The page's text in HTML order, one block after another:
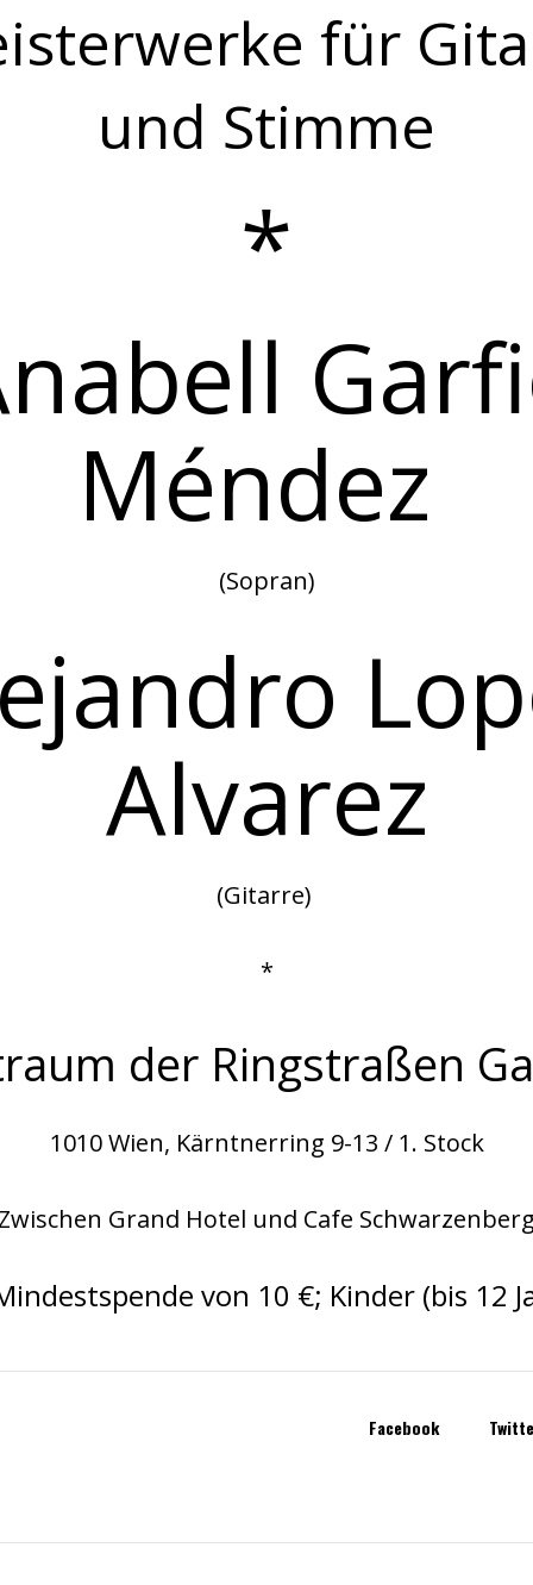
für
und Stimme
*
Méndez
(Sopran)
Alvarez
(Gitarre)
*
der Ringstraßen
1010 Wien, Kärntnerring 9-13 / 1. Stock
Grand Hotel und Cafe
von 10 €; Kinder (bis 12
Facebook